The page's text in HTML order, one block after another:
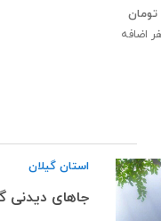
تومان
استان گیلان
جاهای دیدنی